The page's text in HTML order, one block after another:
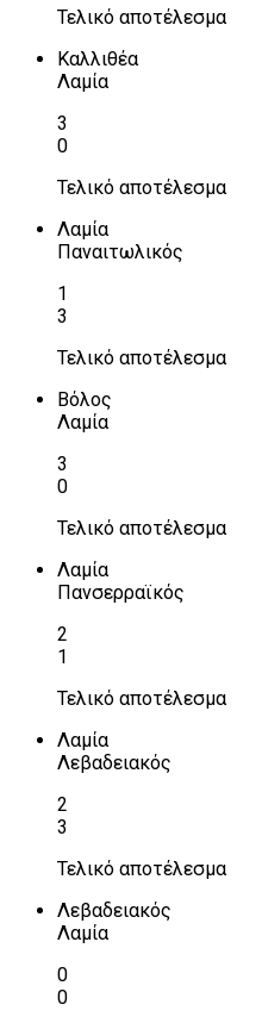
Τελικό αποτέλεσμα
Καλλιθέα
Λαμία
3
0
Τελικό αποτέλεσμα
Λαμία
Παναιτωλικός
1
3
Τελικό αποτέλεσμα
Βόλος
Λαμία
3
0
Τελικό αποτέλεσμα
Λαμία
Πανσερραϊκός
2
1
Τελικό αποτέλεσμα
Λαμία
Λεβαδειακός
2
3
Τελικό αποτέλεσμα
Λεβαδειακός
Λαμία
0
0